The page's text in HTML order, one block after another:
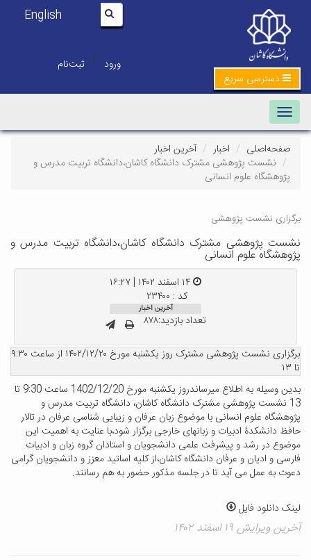
English
ورود | ثبت‌نام
دسترسی سریع
Toggle navigation
صفحه‌اصلی اخبار
آخرین اخبار
نشست پژوهشی مشترک دانشگاه کاشان،دانشگاه تربیت مدرس و
پژوهشگاه علوم انسانی
برگزاری نشست پژوهشی
نشست پژوهشی مشترک دانشگاه کاشان،دانشگاه تربیت مدرس و
پژوهشگاه علوم انسانی
کد : ۲۳۴۰۰
آخرین اخبار
تعداد بازدید:۸۷۸
برگزاری نشست پژوهشی مشترک روز یکشنبه مورخ ۱۴۰۲/۱۲/۲۰ از ساعت ۹:۳۰
تا ۱۳
بدین وسیله به اطلاع میرساندروز یکشنبه مورخ 1402/12/20 ساعت 9:30 تا
13 نشست پژوهشی مشترک دانشگاه کاشان، دانشگاه تربیت مدرس و
پژوهشگاه علوم انسانی با موضوع زبان عرفان و زیبایی شناسی عرفان در تالار
حافظ دانشکدۀ ادبیات و زبانهای خارجی برگزار شود،با عنایت به اهمیت این
موضوع در رشد و پیشرفت علمی دانشجویان و استادان گروه زبان و ادبیات
فارسی و ادیان و عرفان دانشگاه کاشان،از کلیه اساتید معزز و دانشجویان گرامی
دعوت به عمل می آید تا در جلسه مذکور حضور به هم رسانند.
لینک دانلود فایل
آخرین ویرایش ۱۹ اسفند ۱۴۰۲